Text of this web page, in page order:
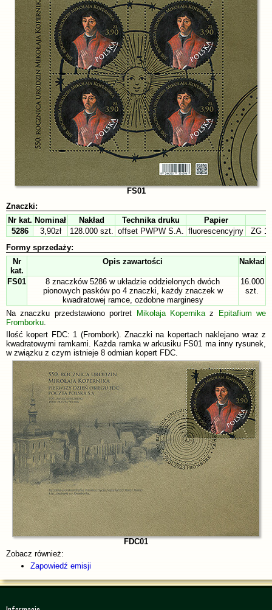
FS01
Znaczki:
Nr kat. Nominał Nakład Technika druku
Papier
5286
3,90zł 128.000 szt. offset PWPW S.A. fluorescencyjny
ZG
Formy sprzedaży:
Nr
kat.
Opis zawartości Nakład
FS01
8 znaczków 5286 w układzie oddzielonych dwóch
pionowych pasków po 4 znaczki, każdy znaczek w
kwadratowej ramce, ozdobne marginesy
16.000
szt.
Na znaczku przedstawiono portret Mikołaja Kopernikaz
Epitafium we
Fromborku.
Ilość kopert FDC: 1 (Frombork). Znaczki na kopertach naklejano wraz z
kwadratowymi ramkami. Każda ramka w arkusiku FS01 ma inny rysunek,
w związku z czym istnieje 8 odmian kopert FDC.
FDC01
Zobacz również:
Zapowiedź emisji